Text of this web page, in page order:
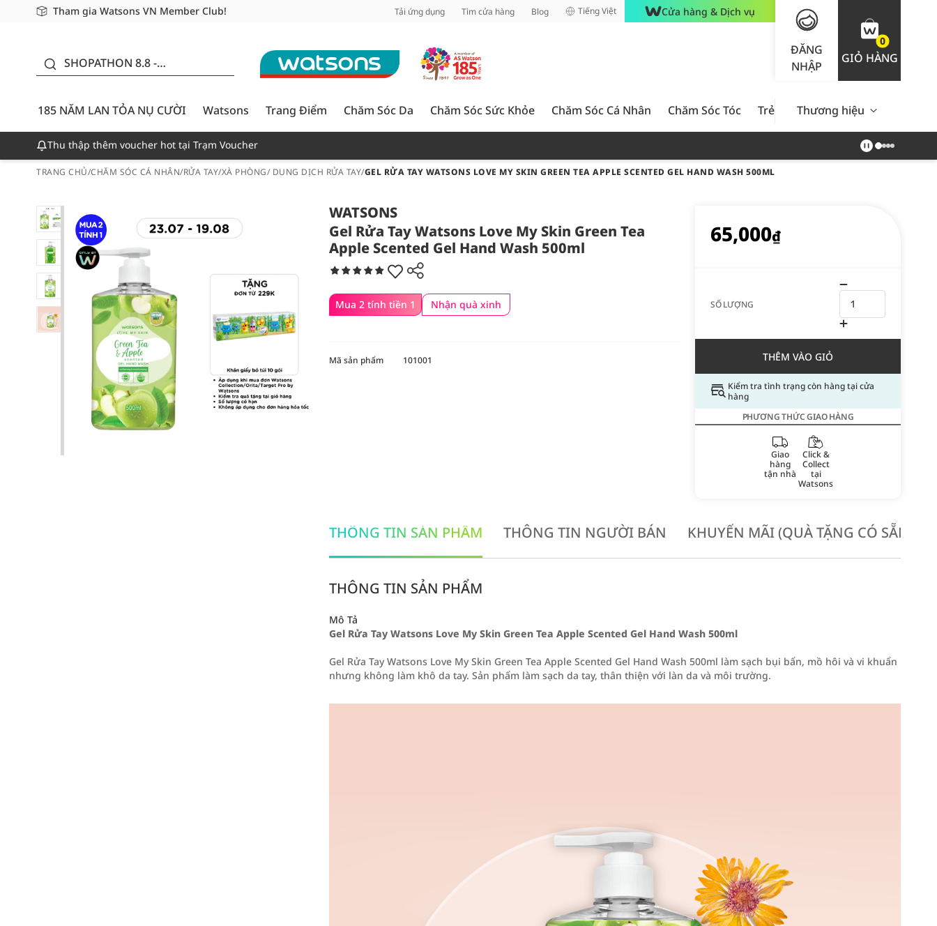
Tham gia Watsons VN Member Club!
Miễn phí giao hàng cho đơn hàng từ 249,000Đ
Giao hàng nhanh 24h - Áp dụng khu vực TP. Hồ Chí Minh Tải ứng dụng Tìm cửa hàng Blog Tiếng Việt Cửa hàng & Dịch vụ
ĐĂNG
NHẬP
0
GIỎ HÀNG
SHOPATHON 8.8 -
CƯỜI - GIẢM ĐẾN
50%
185 NĂM LAN TỎA NỤ CƯỜI
Watsons Trang Điểm Chăm Sóc Da Chăm Sóc Sức Khỏe Chăm Sóc Cá Nhân Chăm Sóc Tóc Trẻ Em Nam Giới Chăm Sóc
Thương hiệu
Thu thập thêm voucher hot tại Trạm Voucher
TRANG CHỦ/CHĂM SÓC CÁ NHÂN/RỬA TAY/XÀ PHÒNG/ DUNG DỊCH RỬA TAY/GEL RỬA TAY WATSONS LOVE MY SKIN GREEN TEA APPLE SCENTED GEL HAND WASH 500ML
WATSONS
Gel Rửa Tay Watsons Love My Skin Green Tea
Apple Scented Gel Hand Wash 500ml
Mua 2 tính tiền 1 Nhận quà xinh
65,000₫
SỐ LƯỢNG
THÊM VÀO GIỎ
Kiểm tra tình trạng còn hàng tại cửa
hàng
PHƯƠNG THỨC GIAO HÀNG
Giao
hàng
tận nhà
Click &
Collect
tại
Watsons
Mã sản phẩm 101001
THÔNG TIN SẢN PHẨM THÔNG TIN NGƯỜI BÁN KHUYẾN MÃI (QUÀ TẶNG CÓ SẴN
THÔNG TIN SẢN PHẨM
Mô Tả
Gel Rửa Tay Watsons Love My Skin Green Tea Apple Scented Gel Hand Wash 500ml
Gel Rửa Tay Watsons Love My Skin Green Tea Apple Scented Gel Hand Wash 500ml làm sạch bụi bẩn, mồ hôi và vi khuẩn
nhưng không làm khô da tay. Sản phẩm làm sạch da tay, thân thiện với làn da và môi trường.